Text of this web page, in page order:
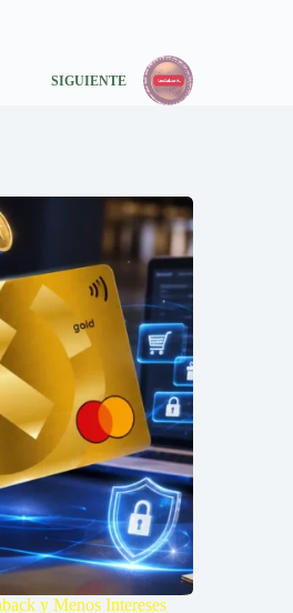
SIGUIENTE
y Menos Intereses